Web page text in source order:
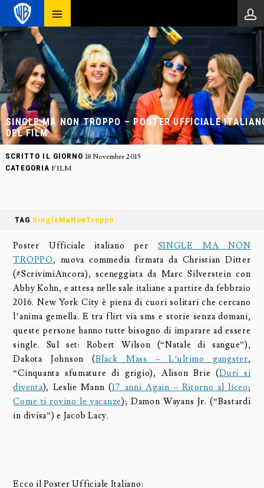
SINGLE MA NON TROPPO – POSTER UFFICIALE
DEL FILM
SCRITTO IL GIORNO 18 Novembre 2015
CATEGORIA FILM
TAG SingleMaNonTroppo
Poster Ufficiale italiano per SINGLE MA NON
TROPPO, nuova commedia firmata da Christian Ditter
(#ScrivimiAncora), sceneggiata da Marc Silverstein con
Abby Kohn, e attesa nelle sale italiane a partire da febbraio
2016. New York City è piena di cuori solitari che cercano
l’anima gemella. E tra flirt via sms e storie senza domani,
queste persone hanno tutte bisogno di imparare ad essere
single. Sul set: Robert Wilson (“Natale di sangue”),
Dakota Johnson (Black Mass – L’ultimo gangster,
“Cinquanta sfumature di grigio), Alison Brie (Duri si
diventa), Leslie Mann (17 anni Again – Ritorno al liceo;
Come ti rovino le vacanze); Damon Wayans Jr. (“Bastardi
in divisa”) e Jacob Lacy.
Ecco il Poster Ufficiale Italiano: